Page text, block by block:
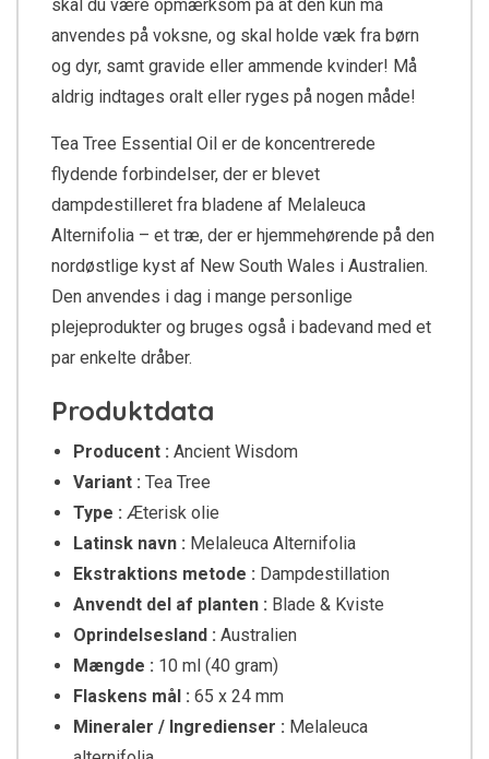
skal du være opmærksom på at den kun må
anvendes på voksne, og skal holde væk fra børn
og dyr, samt gravide eller ammende kvinder! Må
aldrig indtages oralt eller ryges på nogen måde!
Tea Tree Essential Oil er de koncentrerede
flydende forbindelser, der er blevet
dampdestilleret fra bladene af Melaleuca
Alternifolia – et træ, der er hjemmehørende på den
nordøstlige kyst af New South Wales i Australien.
Den anvendes i dag i mange personlige
plejeprodukter og bruges også i badevand med et
par enkelte dråber.
Produktdata
Producent : Ancient Wisdom
Variant : Tea Tree
Type : Æterisk olie
Latinsk navn : Melaleuca Alternifolia
Ekstraktions metode : Dampdestillation
Anvendt del af planten : Blade & Kviste
Oprindelsesland : Australien
Mængde : 10 ml (40 gram)
Flaskens mål : 65 x 24 mm
Mineraler / Ingredienser : Melaleuca